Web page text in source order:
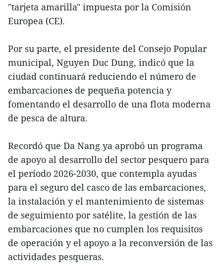
"tarjeta amarilla" impuesta por la Comisión
Europea (CE).
Por su parte, el presidente del Consejo Popular
municipal, Nguyen Duc Dung, indicó que la
ciudad continuará reduciendo el número de
embarcaciones de pequeña potencia y
fomentando el desarrollo de una flota moderna
de pesca de altura.
Recordó que Da Nang ya aprobó un programa
de apoyo al desarrollo del sector pesquero para
el período 2026-2030, que contempla ayudas
para el seguro del casco de las embarcaciones,
la instalación y el mantenimiento de sistemas
de seguimiento por satélite, la gestión de las
embarcaciones que no cumplen los requisitos
de operación y el apoyo a la reconversión de las
actividades pesqueras.